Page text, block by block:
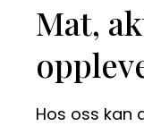
Mat,
Hos oss kan